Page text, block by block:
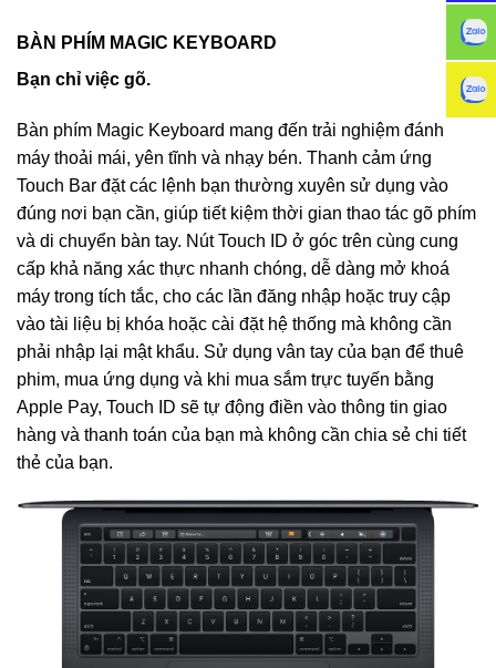
BÀN PHÍM MAGIC KEYBOARD
Bạn chỉ việc gõ.
Bàn phím Magic Keyboard mang đến trải nghiệm đánh
máy thoải mái, yên tĩnh và nhạy bén. Thanh cảm ứng
Touch Bar đặt các lệnh bạn thường xuyên sử dụng vào
đúng nơi bạn cần, giúp tiết kiệm thời gian thao tác gõ phím
và di chuyển bàn tay. Nút Touch ID ở góc trên cùng cung
cấp khả năng xác thực nhanh chóng, dễ dàng mở khoá
máy trong tích tắc, cho các lần đăng nhập hoặc truy cập
vào tài liệu bị khóa hoặc cài đặt hệ thống mà không cần
phải nhập lại mật khẩu. Sử dụng vân tay của bạn để thuê
phim, mua ứng dụng và khi mua sắm trực tuyến bằng
Apple Pay, Touch ID sẽ tự động điền vào thông tin giao
hàng và thanh toán của bạn mà không cần chia sẻ chi tiết
thẻ của bạn.